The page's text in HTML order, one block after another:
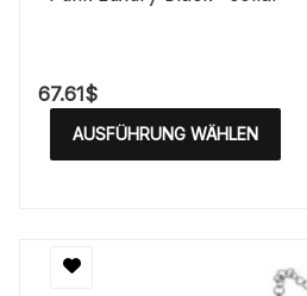
67.61$
AUSFÜHRUNG WÄHLEN